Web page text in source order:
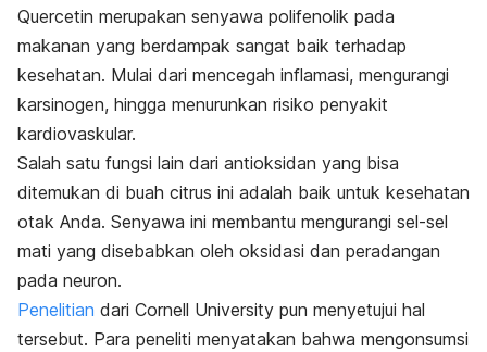
Quercetin merupakan senyawa polifenolik pada
makanan yang berdampak sangat baik terhadap
kesehatan. Mulai dari mencegah inflamasi, mengurangi
karsinogen, hingga menurunkan risiko penyakit
kardiovaskular.
Salah satu fungsi lain dari antioksidan yang bisa
ditemukan di buah citrus ini adalah baik untuk kesehatan
otak Anda. Senyawa ini membantu mengurangi sel-sel
mati yang disebabkan oleh oksidasi dan peradangan
pada neuron.
Penelitian dari Cornell University pun menyetujui hal
tersebut. Para peneliti menyatakan bahwa mengonsumsi